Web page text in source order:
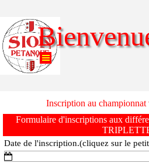
Sauter le menu
Inscription au championnat
Formulaire d'inscriptions aux
Date de l'inscription.(cliquez sur le